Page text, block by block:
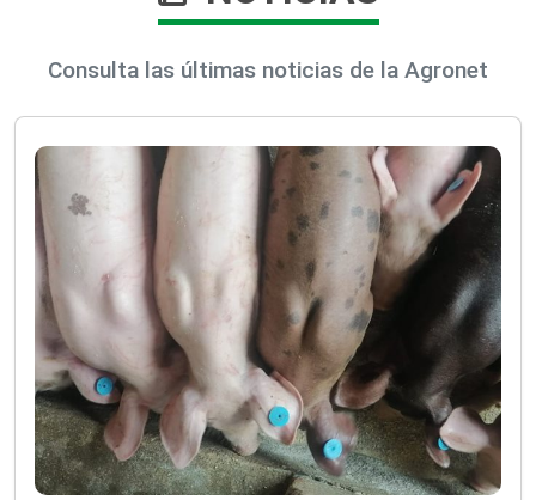
Consulta las últimas noticias de la Agronet